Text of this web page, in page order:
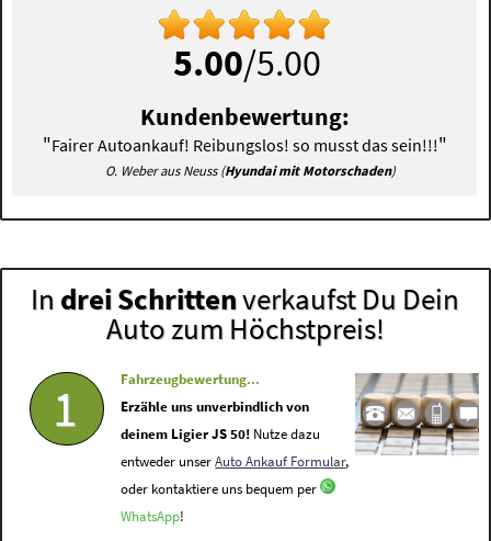
5.00/5.00
Kundenbewertung:
"Fairer Autoankauf! Reibungslos! so musst das sein!!!"
O. Weber aus Neuss (Hyundai mit Motorschaden)
In drei Schrittenverkaufst Du Dein
Auto zum Höchstpreis!
1
Fahrzeugbewertung...
Erzähle uns unverbindlich von
deinem Ligier JS 50! Nutze dazu
entweder unserAuto Ankauf Formular,
oder kontaktiere uns bequem per
WhatsApp!